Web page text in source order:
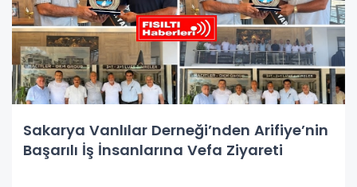
Sakarya Vanlılar Derneği’nden Arifiye’nin
Başarılı İş İnsanlarına Vefa Ziyareti